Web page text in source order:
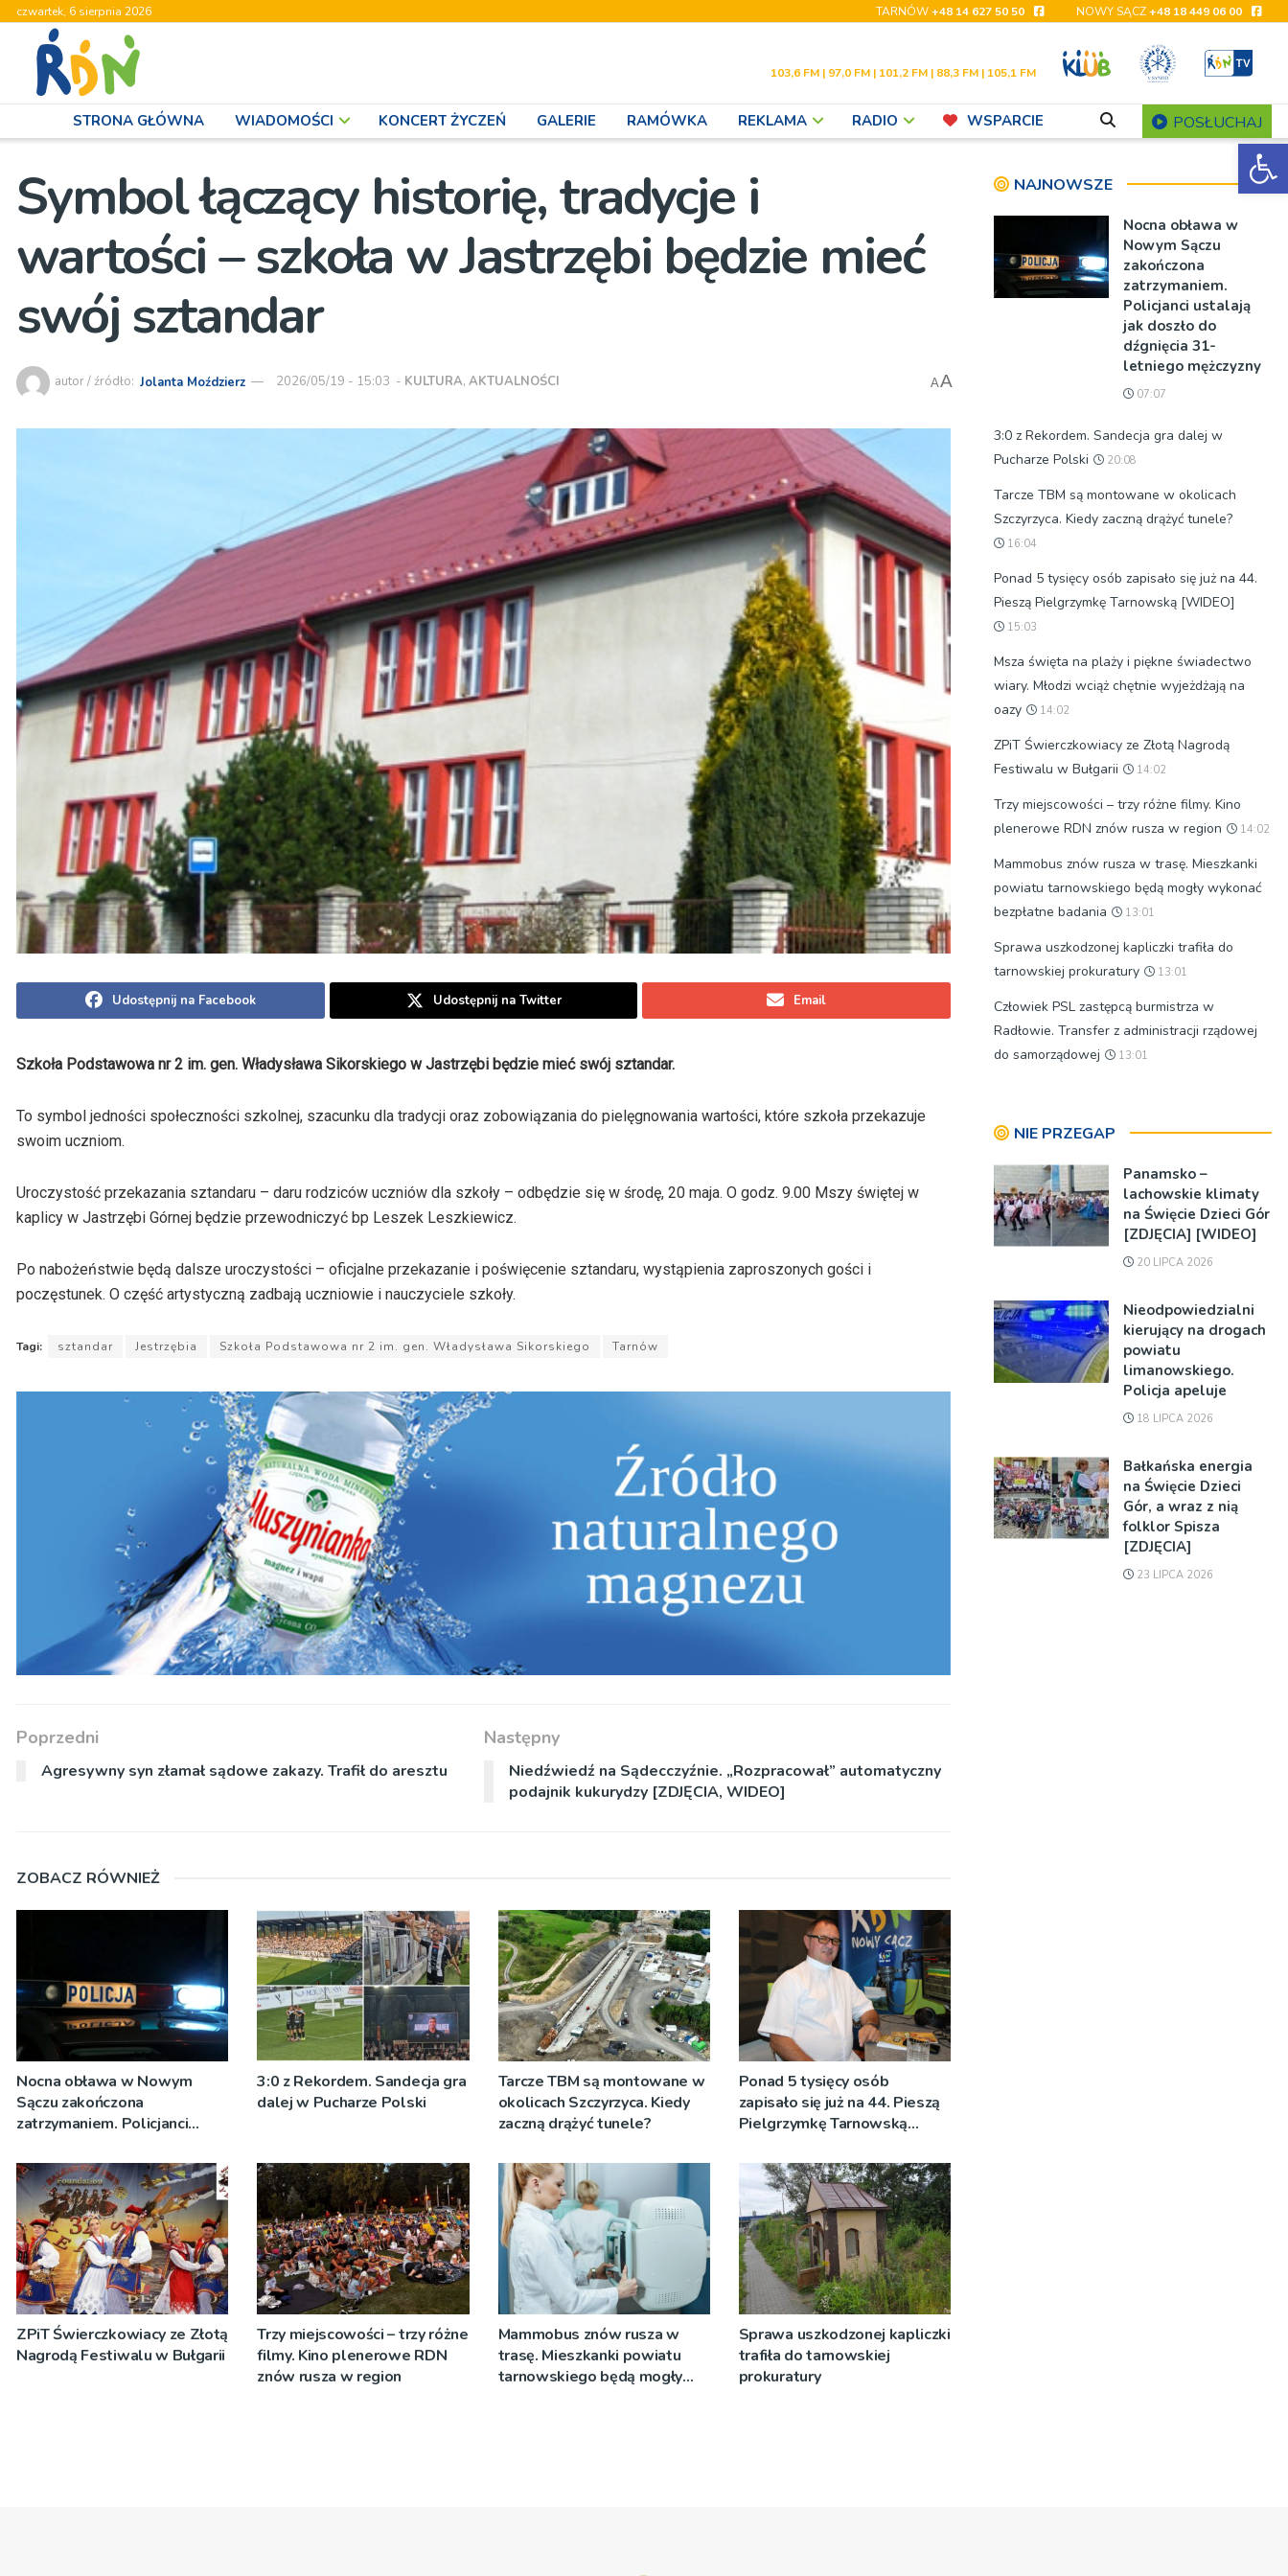
czwartek, 6 sierpnia 2026 TARNÓW+48 14 627 50 50 NOWY SĄCZ+48 18 449 06 00
103,6 FM | 97,0 FM | 101,2 FM | 88,3 FM | 105,1 FM
STRONA GŁÓWNA WIADOMOŚCI KONCERT ŻYCZEŃ GALERIE RAMÓWKA REKLAMA RADIO WSPARCIE POSŁUCHAJ
Symbol łączący historię, tradycje i
wartości – szkoła w Jastrzębi będzie mieć
swój sztandar
autor / źródło: Jolanta Moździerz 2026/05/19 - 15:03 - KULTURA,AKTUALNOŚCI AA
Udostępnij na Facebook Udostępnij na Twitter Email
Szkoła Podstawowa nr 2 im. gen. Władysława Sikorskiego w Jastrzębi będzie mieć swój sztandar.
To symbol jedności społeczności szkolnej, szacunku dla tradycji oraz zobowiązania do pielęgnowania wartości, które szkoła przekazuje
swoim uczniom.
Uroczystość przekazania sztandaru – daru rodziców uczniów dla szkoły – odbędzie się w środę, 20 maja. O godz. 9.00 Mszy świętej w
kaplicy w Jastrzębi Górnej będzie przewodniczyć bp Leszek Leszkiewicz.
Po nabożeństwie będą dalsze uroczystości – oficjalne przekazanie i poświęcenie sztandaru, wystąpienia zaproszonych gości i
poczęstunek. O część artystyczną zadbają uczniowie i nauczyciele szkoły.
Tagi: sztandar Jestrzębia Szkoła Podstawowa nr 2 im. gen. Władysława Sikorskiego Tarnów
Poprzedni
Agresywny syn złamał sądowe zakazy. Trafił do aresztu
Następny
Niedźwiedź na Sądecczyźnie. „Rozpracował” automatyczny
podajnik kukurydzy [ZDJĘCIA, WIDEO]
ZOBACZ RÓWNIEŻ
Nocna obława w Nowym
Sączu zakończona
zatrzymaniem. Policjanci
dźgnięcia 31-letniego
mężczyzny
3:0 z Rekordem. Sandecja gra
dalej w Pucharze Polski
Tarcze TBM są montowane w
okolicach Szczyrzyca. Kiedy
zaczną drążyć tunele?
Ponad 5 tysięcy osób
zapisało się już na 44. Pieszą
Pielgrzymkę Tarnowską
ZPiT Świerczkowiacy ze Złotą
Nagrodą Festiwalu w Bułgarii
Trzy miejscowości – trzy różne
filmy. Kino plenerowe RDN
znów rusza w region
Mammobus znów rusza w
trasę. Mieszkanki powiatu
tarnowskiego będą mogły
Sprawa uszkodzonej kapliczki
trafiła do tarnowskiej
prokuratury
NAJNOWSZE
Nocna obława w
Nowym Sączu
zakończona
zatrzymaniem.
Policjanci ustalają
jak doszło do
dźgnięcia 31-
letniego mężczyzny
07:07
3:0 z Rekordem. Sandecja gra dalej w
Pucharze Polski
20:08
Tarcze TBM są montowane w okolicach
Szczyrzyca. Kiedy zaczną drążyć tunele?
16:04
Ponad 5 tysięcy osób zapisało się już na 44.
Pieszą Pielgrzymkę Tarnowską [WIDEO]
15:03
Msza święta na plaży i piękne świadectwo
wiary. Młodzi wciąż chętnie wyjeżdżają na
oazy
14:02
ZPiT Świerczkowiacy ze Złotą Nagrodą
Festiwalu w Bułgarii
14:02
Trzy miejscowości – trzy różne filmy. Kino
plenerowe RDN znów rusza w region
14:02
Mammobus znów rusza w trasę. Mieszkanki
powiatu tarnowskiego będą mogły wykonać
bezpłatne badania
13:01
Sprawa uszkodzonej kapliczki trafiła do
tarnowskiej prokuratury
13:01
Człowiek PSL zastępcą burmistrza w
Radłowie. Transfer z administracji rządowej
do samorządowej
13:01
NIE PRZEGAP
Panamsko –
lachowskie klimaty
na Święcie Dzieci Gór
[ZDJĘCIA] [WIDEO]
20 LIPCA 2026
Nieodpowiedzialni
kierujący na drogach
powiatu
limanowskiego.
Policja apeluje
18 LIPCA 2026
Bałkańska energia
na Święcie Dzieci
Gór, a wraz z nią
folklor Spisza
[ZDJĘCIA]
23 LIPCA 2026